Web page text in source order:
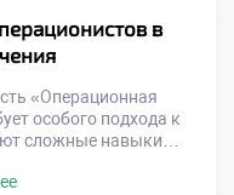
в измеримые
этого принципа
Работодатели
академических
[…]
в
«Операционная
особого подхода к
сложные навыки
невозможно